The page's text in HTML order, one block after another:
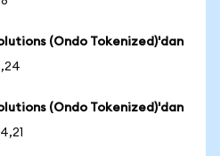
(Ondo Tokenized)'dan
(Ondo Tokenized)'dan